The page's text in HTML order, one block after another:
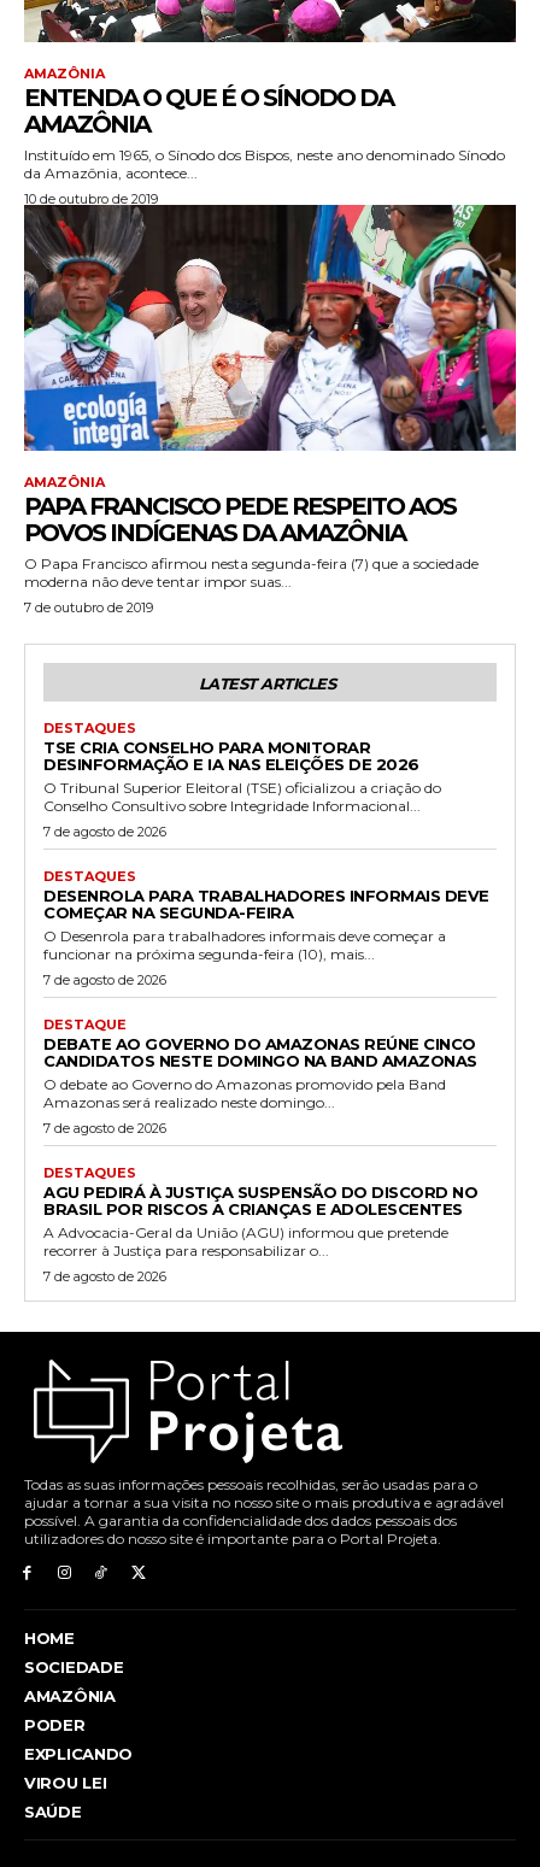
AMAZÔNIA
ENTENDA O QUE É O SÍNODO DA
AMAZÔNIA
Instituído em 1965, o Sínodo dos Bispos, neste ano denominado Sínodo
da Amazônia, acontece...
10 de outubro de 2019
AMAZÔNIA
PAPA FRANCISCO PEDE RESPEITO AOS
POVOS INDÍGENAS DA AMAZÔNIA
O Papa Francisco afirmou nesta segunda-feira (7) que a sociedade
moderna não deve tentar impor suas...
7 de outubro de 2019
LATEST ARTICLES
DESTAQUES
TSE CRIA CONSELHO PARA MONITORAR
DESINFORMAÇÃO E IA NAS ELEIÇÕES DE 2026
O Tribunal Superior Eleitoral (TSE) oficializou a criação do
Conselho Consultivo sobre Integridade Informacional...
7 de agosto de 2026
DESTAQUES
DESENROLA PARA TRABALHADORES INFORMAIS DEVE
COMEÇAR NA SEGUNDA-FEIRA
O Desenrola para trabalhadores informais deve começar a
funcionar na próxima segunda-feira (10), mais...
7 de agosto de 2026
DESTAQUE
DEBATE AO GOVERNO DO AMAZONAS REÚNE CINCO
CANDIDATOS NESTE DOMINGO NA BAND AMAZONAS
O debate ao Governo do Amazonas promovido pela Band
Amazonas será realizado neste domingo...
7 de agosto de 2026
DESTAQUES
AGU PEDIRÁ À JUSTIÇA SUSPENSÃO DO DISCORD NO
BRASIL POR RISCOS A CRIANÇAS E ADOLESCENTES
A Advocacia-Geral da União (AGU) informou que pretende
recorrer à Justiça para responsabilizar o...
7 de agosto de 2026
Todas as suas informações pessoais recolhidas, serão usadas para o
ajudar a tornar a sua visita no nosso site o mais produtiva e agradável
possível. A garantia da confidencialidade dos dados pessoais dos
utilizadores do nosso site é importante para o Portal Projeta.
HOME
SOCIEDADE
AMAZÔNIA
PODER
EXPLICANDO
VIROU LEI
SAÚDE